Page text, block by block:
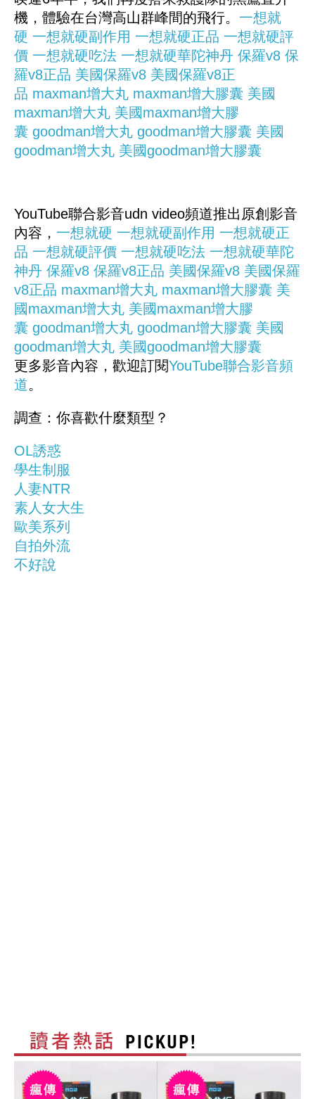
機，體驗在台灣高山群峰間的飛行。 一想就
硬 一想就硬副作用 一想就硬正品 一想就硬評
價 一想就硬吃法 一想就硬華陀神丹 保羅v8 保
羅v8正品 美國保羅v8 美國保羅v8正
品 maxman增大丸 maxman增大膠囊 美國
maxman增大丸 美國maxman增大膠
囊 goodman增大丸 goodman增大膠囊 美國
goodman增大丸 美國goodman增大膠囊
YouTube聯合影音udn video頻道推出原創影音
內容， 一想就硬 一想就硬副作用 一想就硬正
品 一想就硬評價 一想就硬吃法 一想就硬華陀
神丹 保羅v8 保羅v8正品 美國保羅v8 美國保羅
v8正品 maxman增大丸 maxman增大膠囊 美
國maxman增大丸 美國maxman增大膠
囊 goodman增大丸 goodman增大膠囊 美國
goodman增大丸 美國goodman增大膠囊
更多影音內容，歡迎訂閱YouTube聯合影音頻
道。
調查：你喜歡什麼類型？
OL誘惑
學生制服
人妻NTR
素人女大生
歐美系列
自拍外流
不好說